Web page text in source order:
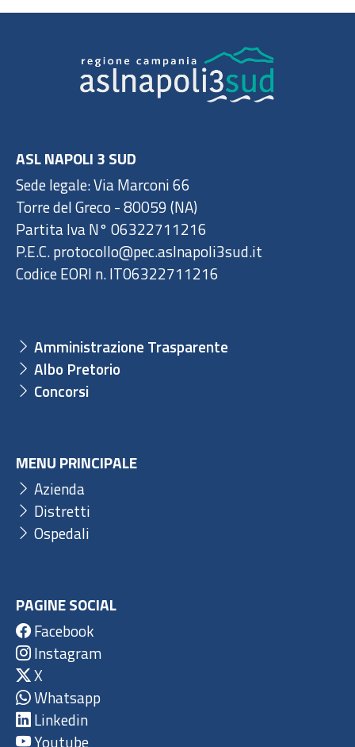
ASL NAPOLI 3 SUD
Sede legale: Via Marconi 66
Torre del Greco - 80059 (NA)
Partita Iva N° 06322711216
P.E.C. protocollo@pec.aslnapoli3sud.it
Codice EORI n. IT06322711216
Amministrazione Trasparente
Albo Pretorio
Concorsi
MENU PRINCIPALE
Azienda
Distretti
Ospedali
PAGINE SOCIAL
Facebook
Instagram
X
Whatsapp
Linkedin
Youtube